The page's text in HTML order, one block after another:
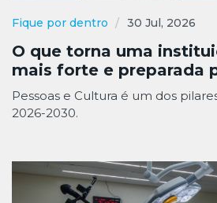
Fique por dentro 30 Jul, 2026
O que torna uma
mais forte e preparada
Pessoas e Cultura é um dos
2026-2030.